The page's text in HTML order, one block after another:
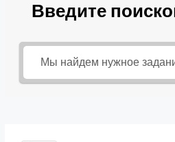
Введите